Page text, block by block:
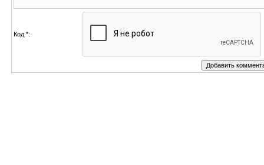
Код *: